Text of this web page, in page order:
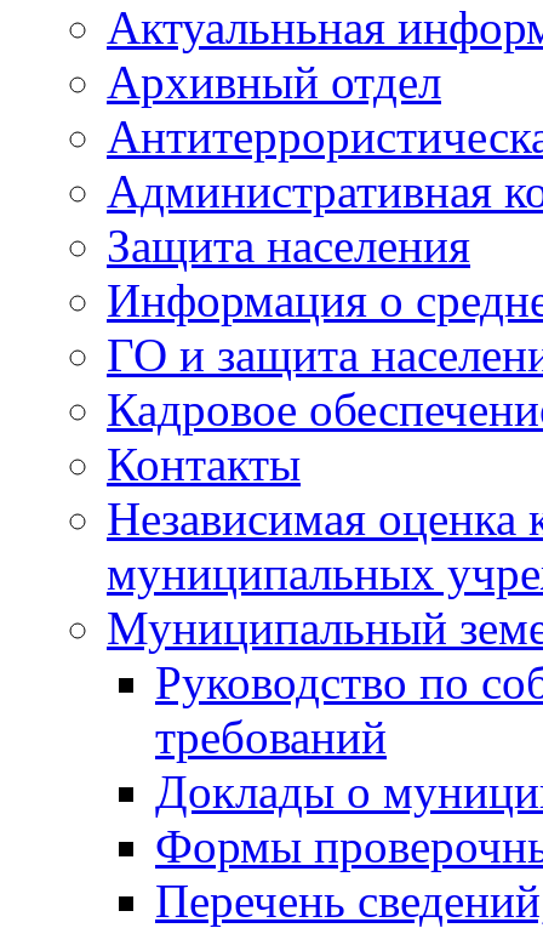
Актуальньная
Архивный отдел
Административная
Защита населения
Информация о
ГО и защита
Кадровое
Контакты
Независимая оценка
муниципальных
Муниципальный
Руководство по
требований
Доклады о
Формы
Перечень